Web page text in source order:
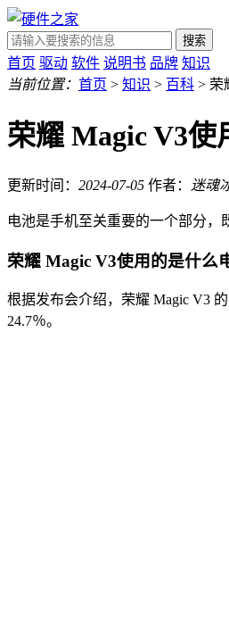
搜索
首页 驱动 软件 说明书 品牌 知识
当前位置： 首页 > 知识 > 百科 > 荣
荣耀 Magic V3使
更新时间： 2024-07-05 作者： 迷魂
电池是手机至关重要的一个部分，
荣耀 Magic V3使用的是什么
根据发布会介绍，荣耀 Magic V3
24.7％。